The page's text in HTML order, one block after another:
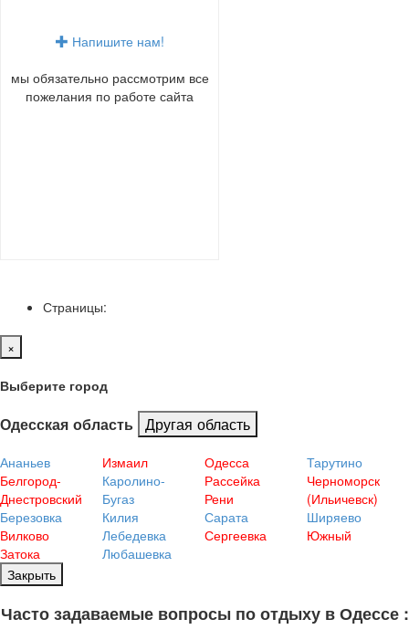
Напишите нам!
мы обязательно рассмотрим все
пожелания по работе сайта
Страницы:
×
Выберите город
Одесская область Другая область
Ананьев
Белгород-
Днестровский
Березовка
Вилково
Затока
Измаил
Каролино-
Бугаз
Килия
Лебедевка
Любашевка
Одесса
Рассейка
Рени
Сарата
Сергеевка
Тарутино
Черноморск
(Ильичевск)
Ширяево
Южный
Закрыть
Часто задаваемые вопросы по отдыху в Одессе :